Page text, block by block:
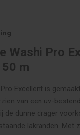
Washi Pro
50 m
Excellent is
van een uv-
de dunne drager
lakranden. Met